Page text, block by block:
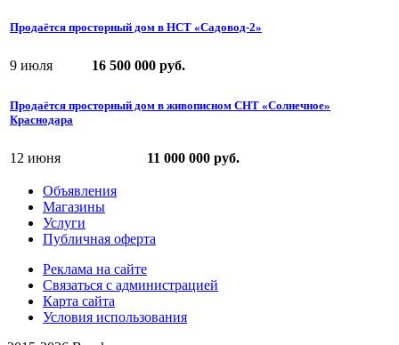
Продаётся просторный дом в НСТ «Садовод-2»
9 июля 16 500 000 руб.
Продаётся просторный дом в живописном СНТ «Солнечное»
Краснодара
12 июня 11 000 000 руб.
Объявления
Магазины
Услуги
Публичная оферта
Реклама на сайте
Связаться с администрацией
Карта сайта
Условия использования